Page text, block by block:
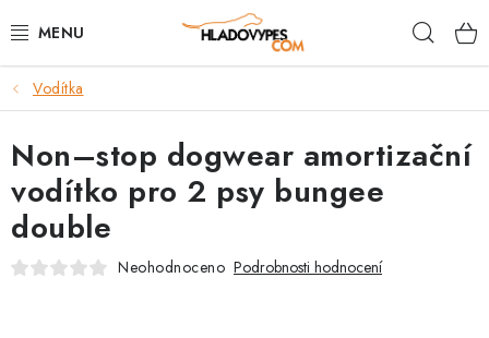
na
POTŘEBY PRO PSY
TAMI PŘEPRAVNÍ BOXY
SPORT SE PSEM
BACK ON TRACK
Vodítka
Non–stop dogwear amortizační
vodítko pro 2 psy bungee
double
Neohodnoceno Podrobnosti hodnocení